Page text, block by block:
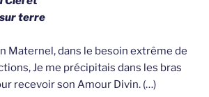
terre
Maternel, dans le besoin extrême de
Je me précipitais dans les bras
recevoir son Amour Divin. (…)